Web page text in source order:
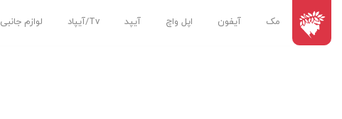
مک آیفون اپل واچ آیپد Tv/آیپاد لوازم جانبی